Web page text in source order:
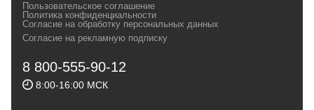
и взыскательных путешественников,
спортсменов и отдыхающих.
Геннадьевич
ИНН 590300057023 ОГРН 304590319000121
Пользовательское соглашение
Политика конфиденциальности
Согласие на обработку персональных данных
Согласие на рекламную подписку
8 800-555-90-12
8:00-16:00 МСК